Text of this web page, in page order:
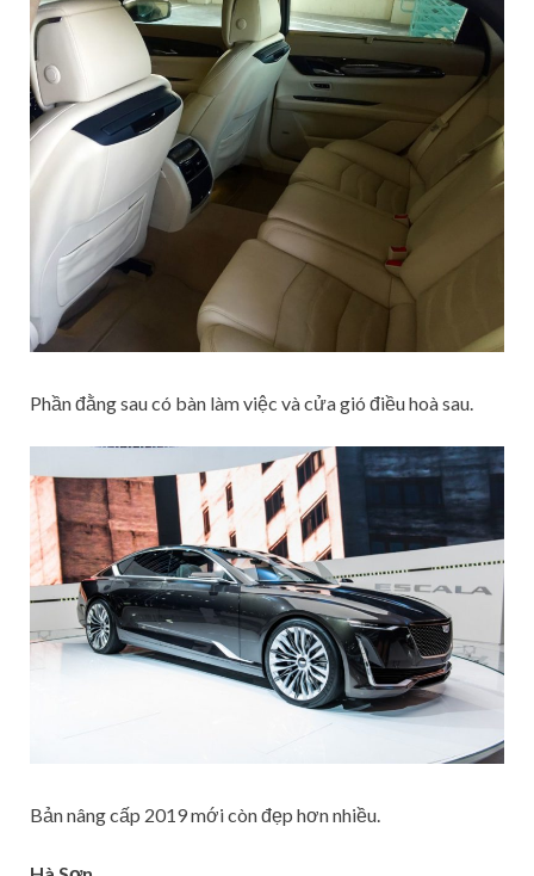
Phần đằng sau có bàn làm việc và cửa gió điều hoà sau.
Bản nâng cấp 2019 mới còn đẹp hơn nhiều.